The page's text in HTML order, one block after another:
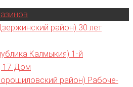
район) 30 лет
Калмыкия) 1-й
17 Дом
район) Рабоче-